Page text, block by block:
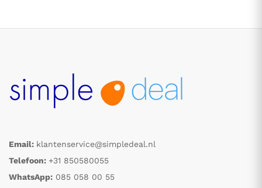
Email: klantenservice@simpledeal.nl
Telefoon: +31 850580055
WhatsApp: 085 058 00 55